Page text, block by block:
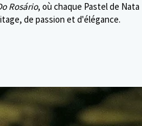
Rosário, où chaque Pastel de Nata
de passion et d'élégance.